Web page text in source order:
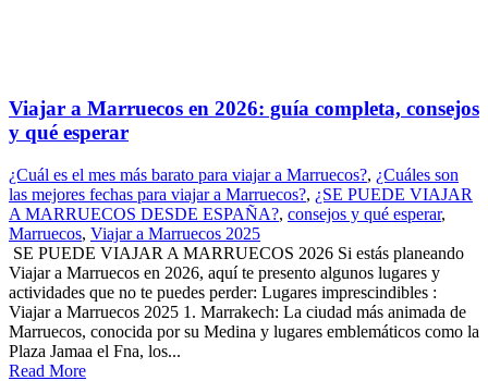
Viajar a Marruecos en 2026: guía completa, consejos
y qué esperar
¿Cuál es el mes más barato para viajar a Marruecos?, ¿Cuáles son
las mejores fechas para viajar a Marruecos?, ¿SE PUEDE VIAJAR
A MARRUECOS DESDE ESPAÑA?, consejos y qué esperar,
Marruecos, Viajar a Marruecos 2025
SE PUEDE VIAJAR A MARRUECOS 2026 Si estás planeando
Viajar a Marruecos en 2026, aquí te presento algunos lugares y
actividades que no te puedes perder: Lugares imprescindibles :
Viajar a Marruecos 2025 1. Marrakech: La ciudad más animada de
Marruecos, conocida por su Medina y lugares emblemáticos como la
Plaza Jamaa el Fna, los...
Read More